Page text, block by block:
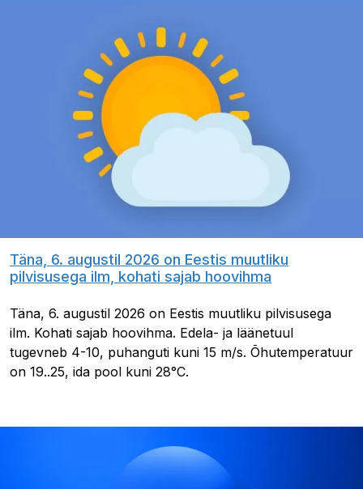
Täna, 6. augustil 2026 on Eestis muutliku
pilvisusega ilm, kohati sajab hoovihma
Täna, 6. augustil 2026 on Eestis muutliku pilvisusega
ilm. Kohati sajab hoovihma. Edela- ja läänetuul
tugevneb 4-10, puhanguti kuni 15 m/s. Õhutemperatuur
on 19..25, ida pool kuni 28°C.